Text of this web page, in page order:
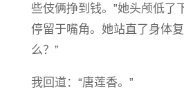
些伎俩挣到钱。”她头颅低了
停留于嘴角。她站直了身体
么？”
我回道：“唐莲香。”